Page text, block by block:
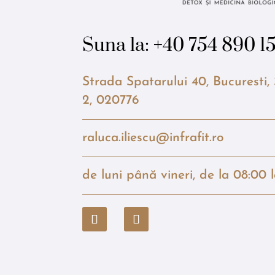
Suna la: +40 754 890
Strada Spatarului 40, Bucuresti,
2, 020776
raluca.iliescu@infrafit.ro
de luni până vineri, de la 08:00